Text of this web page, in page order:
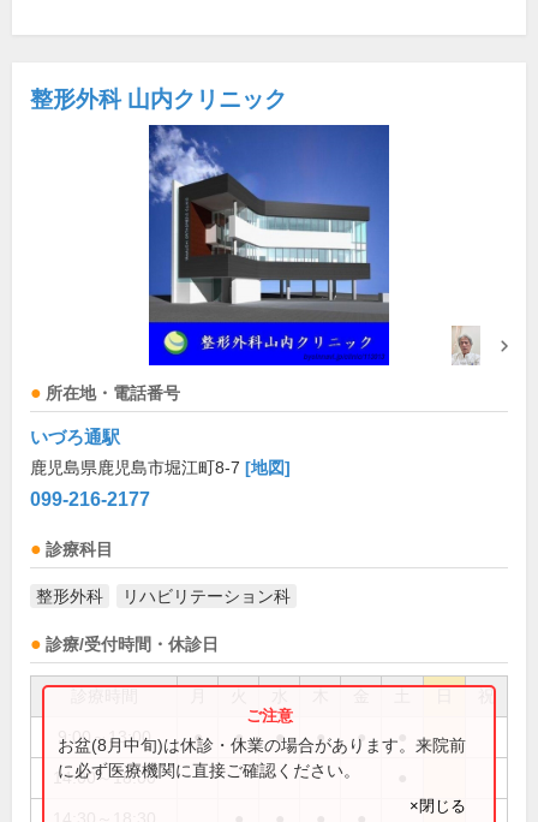
整形外科 山内クリニック
所在地・電話番号
いづろ通駅
鹿児島県鹿児島市堀江町8-7 [地図]
099-216-2177
診療科目
整形外科 リハビリテーション科
診療/受付時間・休診日
祝
9:00～13:00 ● ● ● ● ●
14:00～18:00
お盆(8月中旬)は休診・休業の場合があります。来院前
に必ず医療機関に直接ご確認ください。
×閉じる